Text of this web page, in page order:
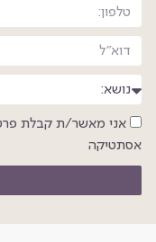
אני מאשר/ת קבלת
אסתטיקה